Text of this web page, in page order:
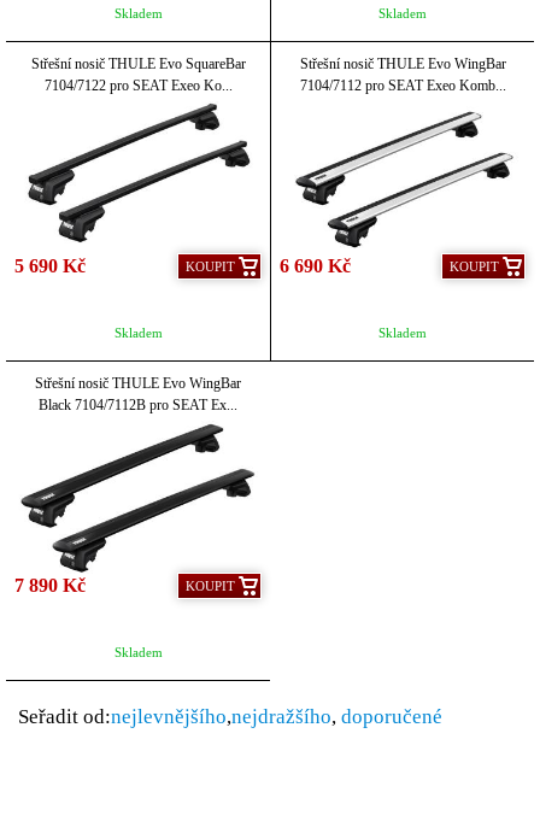
Skladem Skladem
Střešní nosič THULE Evo SquareBar
7104/7122 pro SEAT Exeo Ko...
5 690 Kč KOUPIT
Skladem
Střešní nosič THULE Evo WingBar
7104/7112 pro SEAT Exeo Komb...
6 690 Kč KOUPIT
Skladem
Střešní nosič THULE Evo WingBar
Black 7104/7112B pro SEAT Ex...
7 890 Kč KOUPIT
Skladem
Seřadit od:nejlevnějšího,nejdražšího, doporučené